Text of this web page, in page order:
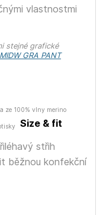
vlastnostmi
stejné grafické
GRA PANT
ze 100% vlny merino
Size & fit
střih
běžnou konfekční